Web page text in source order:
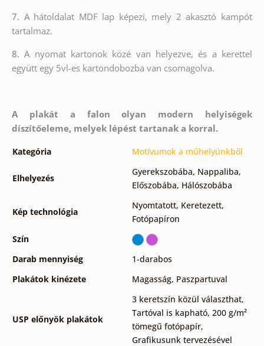
7. A hátoldalat MDF lap képezi, mely 2 akasztó kampót
tartalmaz.
8.A nyomat kartonok közé van helyezve, és a kerettel
együtt egy 5vl-es kartondobozba van csomagolva.
A plakát a falon olyan modern helyiségek
díszítőeleme, melyek lépést tartanak a korral.
Kategória Motívumok a műhelyünkből
Elhelyezés
Gyerekszobába, Nappaliba,
Előszobába, Hálószobába
Kép technológia
Nyomtatott, Keretezett,
Fotópapíron
Szín
Darab mennyiség
1-darabos
Plakátok kinézete
Magasság, Paszpartuval
USP előnyök plakátok
3 keretszín közül választhat,
Tartóval is kapható, 200 g/m²
tömegű fotópapír,
Grafikusunk tervezésével